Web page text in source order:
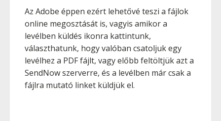
Az Adobe éppen ezért lehetővé teszi a fájlok
online megosztását is, vagyis amikor a
levélben küldés ikonra kattintunk,
választhatunk, hogy valóban csatoljuk egy
levélhez a PDF fájlt, vagy előbb feltöltjük azt a
SendNow szerverre, és a levélben már csak a
fájlra mutató linket küldjük el.